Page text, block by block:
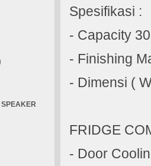
Spesifikasi :
- Capacity
- Finishing
- Dimensi (
FRIDGE
- Door
SPEAKER